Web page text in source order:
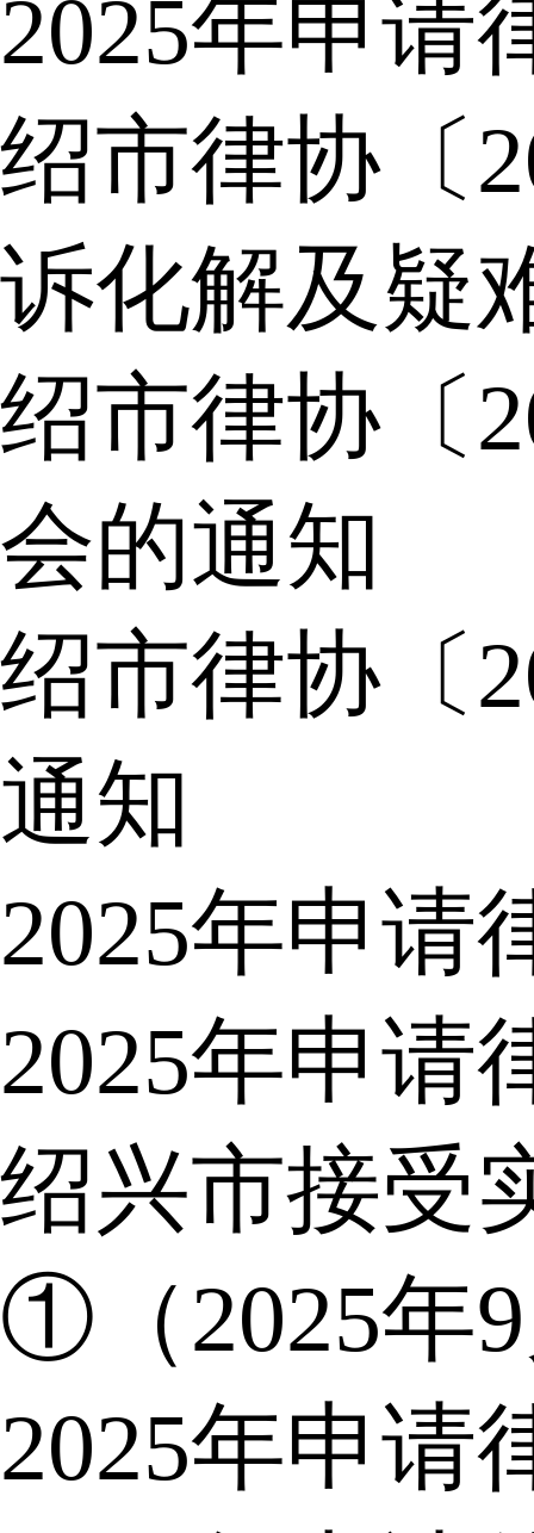
2025年申请
绍市律协〔
诉化解及疑
绍市律协〔
会的通知
绍市律协〔
通知
2025年申请
2025年申请
绍兴市接受
①（2025年
2025年申请